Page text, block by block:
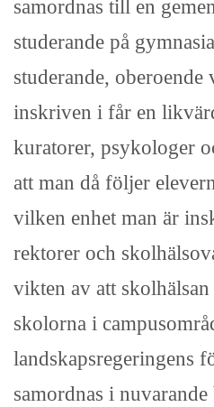
samordnas till en
studerande på
studerande,
inskriven i får en
kuratorer, psykologer
att man då följer
vilken enhet man är
rektorer och
vikten av att
skolorna i
landskapsregeringens
samordnas i